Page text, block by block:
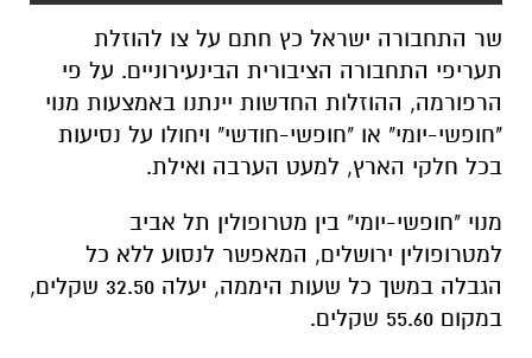
שר התחבורה ישראל כץ חתם על צו להוזלת
תעריפי התחבורה הציבורית הבינעירוניים. על פי
הרפורמה, ההוזלות החדשות יינתנו באמצעות מנוי
"חופשי-יומי" או "חופשי-חודשי" ויחולו על נסיעות
בכל חלקי הארץ, למעט הערבה ואילת.
מנוי "חופשי-יומי" בין מטרופולין תל אביב
למטרופולין ירושלים, המאפשר לנסוע ללא כל
הגבלה במשך כל שעות היממה, יעלה 32.50 שקלים,
במקום 55.60 שקלים.